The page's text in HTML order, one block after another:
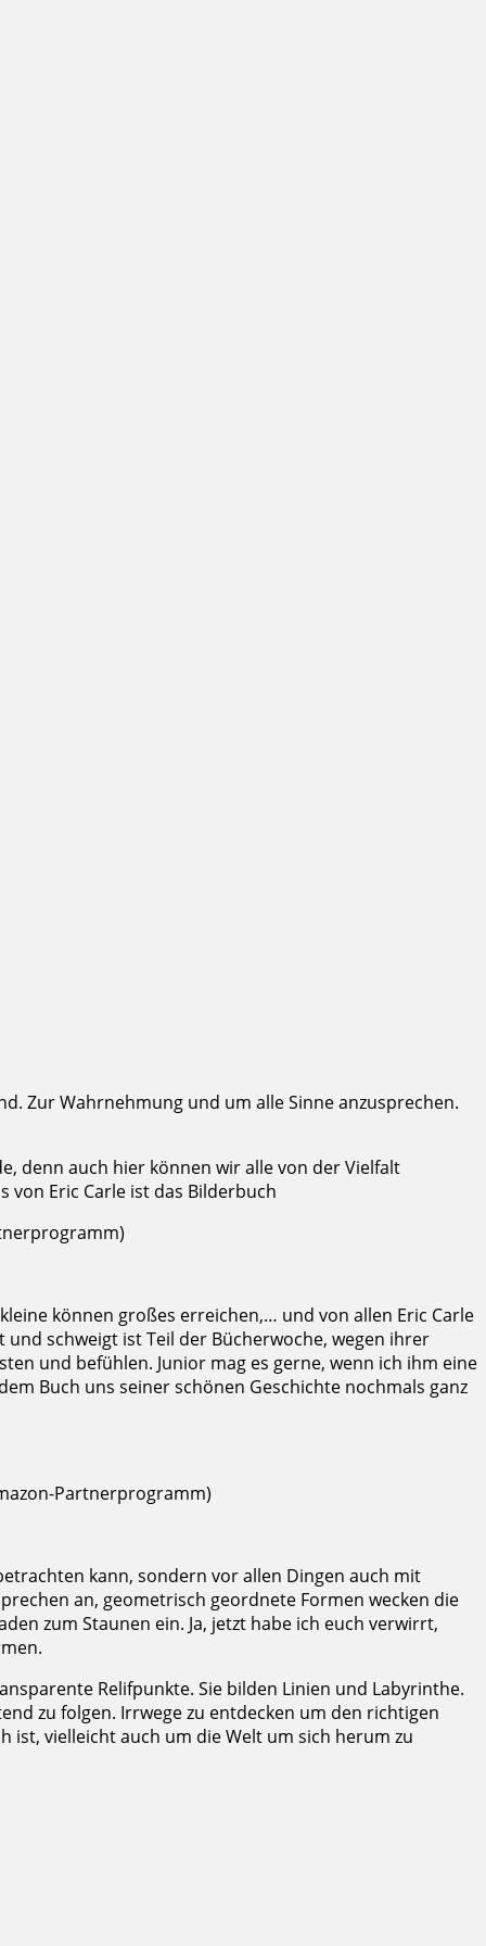
Zur Wahrnehmung und um alle Sinne anzusprechen.
denn auch hier können wir alle von der Vielfalt
Eric Carle ist das Bilderbuch
können großes erreichen,… und von allen Eric Carle
schweigt ist Teil der Bücherwoche, wegen ihrer
und befühlen. Junior mag es gerne, wenn ich ihm eine
Buch uns seiner schönen Geschichte nochmals ganz
Partnerprogramm)
kann, sondern vor allen Dingen auch mit
an, geometrisch geordnete Formen wecken die
zum Staunen ein. Ja, jetzt habe ich euch verwirrt,
Relifpunkte. Sie bilden Linien und Labyrinthe.
zu folgen. Irrwege zu entdecken um den richtigen
ist, vielleicht auch um die Welt um sich herum zu